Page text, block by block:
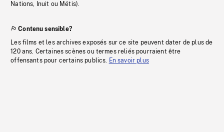
Nations, Inuit ou Métis).
Contenu sensible?
Les films et les archives exposés sur ce site peuvent dater de plus de
120 ans. Certaines scènes ou termes reliés pourraient être
offensants pour certains publics. En savoir plus